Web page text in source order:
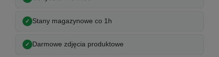
Stany magazynowe co 1h
Darmowe zdjęcia produktowe